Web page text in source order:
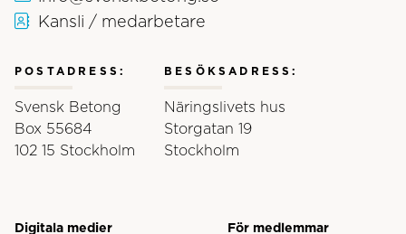
Kansli / medarbetare
POSTADRESS:
Svensk Betong
Box 55684
102 15 Stockholm
BESÖKSADRESS:
Näringslivets hus
Storgatan 19
Stockholm
Digitala medier För medlemmar